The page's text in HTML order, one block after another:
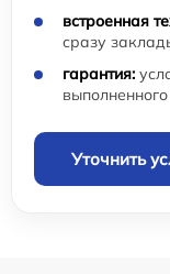
встроенная
сразу
гарантия:
Уточнить